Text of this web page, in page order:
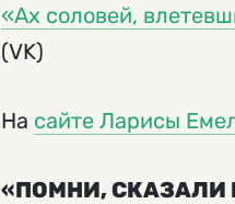
«Ах соловей,
(VK)
На сайте Ларисы
«ПОМНИ, СКАЗАЛИ